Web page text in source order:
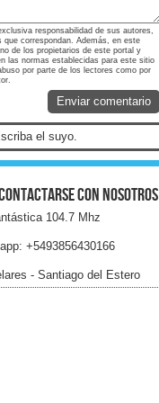
responsabilidad de sus autores,
que correspondan. Además, en este
de los propietarios de este portal y
las normas establecidas para este sitio
por parte de los lectores como por
Enviar comentario
el suyo.
con nosotros
104.7 Mhz
+5493856430166
- Santiago del Estero